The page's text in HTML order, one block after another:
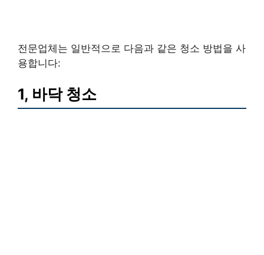
전문업체는 일반적으로 다음과 같은 청소 방법을 사
용합니다:
1, 바닥 청소